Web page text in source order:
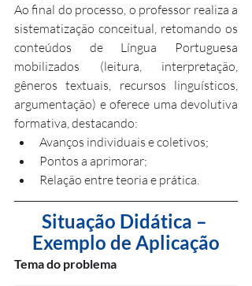
Ao final do processo, o professor realiza a
sistematização conceitual, retomando os
conteúdos de Língua Portuguesa
mobilizados (leitura, interpretação,
gêneros textuais, recursos linguísticos,
argumentação) e oferece uma devolutiva
formativa, destacando:
Avanços individuais e coletivos;
Pontos a aprimorar;
Relação entre teoria e prática.
Situação Didática –
Exemplo de Aplicação
Tema do problema